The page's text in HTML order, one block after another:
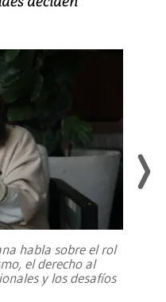
habla sobre el rol
el derecho al
y los desafíos